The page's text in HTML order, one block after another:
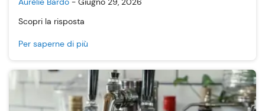
Scopri la risposta
Per saperne di più